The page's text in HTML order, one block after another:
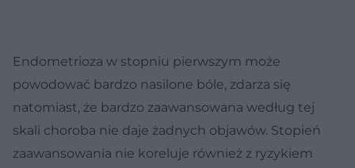
Endometrioza w stopniu pierwszym może
powodować bardzo nasilone bóle, zdarza się
natomiast, że bardzo zaawansowana według tej
skali choroba nie daje żadnych objawów. Stopień
zaawansowania nie koreluje również z ryzykiem